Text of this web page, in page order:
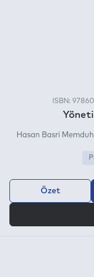
ISBN:
Hasan Basri
Özet